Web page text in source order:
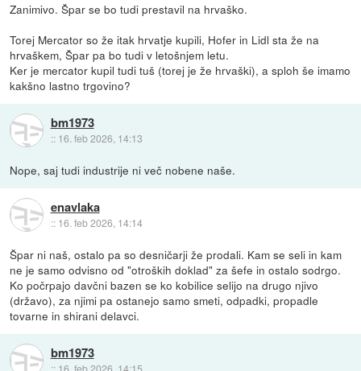
Zanimivo. Špar se bo tudi prestavil na hrvaško.
Torej Mercator so že itak hrvatje kupili, Hofer in Lidl sta že na
hrvaškem, Špar pa bo tudi v letošnjem letu.
Ker je mercator kupil tudi tuš (torej je že hrvaški), a sploh še imamo
kakšno lastno trgovino?
bm1973
:: 16. feb 2026, 14:13
Nope, saj tudi industrije ni več nobene naše.
enavlaka
:: 16. feb 2026, 14:14
Špar ni naš, ostalo pa so desničarji že prodali. Kam se seli in kam
ne je samo odvisno od "otroških doklad" za šefe in ostalo sodrgo.
Ko počrpajo davčni bazen se ko kobilice selijo na drugo njivo
(državo), za njimi pa ostanejo samo smeti, odpadki, propadle
tovarne in shirani delavci.
bm1973
:: 16. feb 2026, 14:15